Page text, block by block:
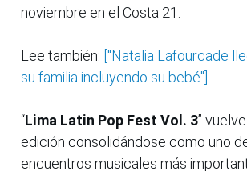
noviembre en el Costa 21.
Lee también: ["Natalia Lafourcade
su familia incluyendo su bebé"]
“Lima Latin Pop Fest Vol. 3”
edición consolidándose como uno
encuentros musicales más